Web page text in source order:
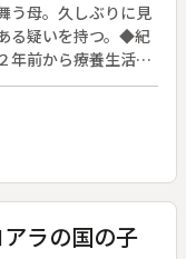
う母。久しぶりに見
る疑いを持つ。◆紀
年前から療養生活を
一度父のもとへ通っ
るからと面会を禁
め先から早退し
一郎が訪れてい
ラの国の子